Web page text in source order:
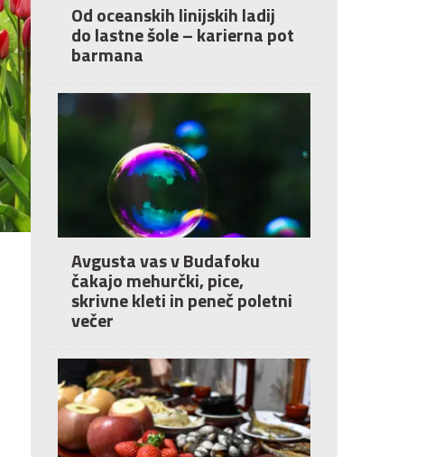
Od oceanskih linijskih ladij
do lastne šole – karierna pot
barmana
Avgusta vas v Budafoku
čakajo mehurčki, pice,
skrivne kleti in peneč poletni
večer